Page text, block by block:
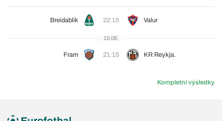
Breidablik 22:15 Valur
10.08.
Fram 21:15 KR Reykja.
Kompletní výsledky